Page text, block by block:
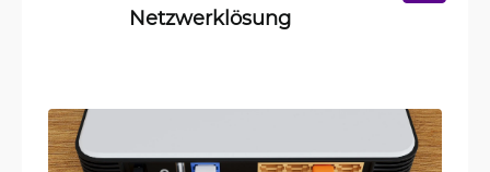
Netzwerklösung